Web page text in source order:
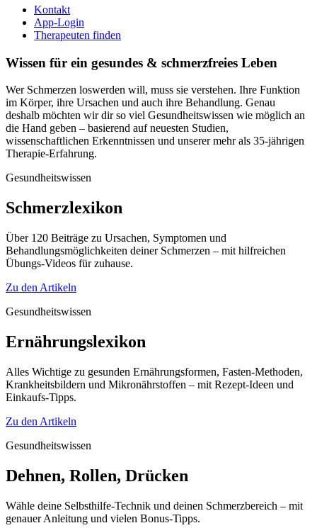
Kontakt
App-Login
Therapeuten finden
Wissen für ein gesundes & schmerzfreies Leben
Wer Schmerzen loswerden will, muss sie verstehen. Ihre Funktion
im Körper, ihre Ursachen und auch ihre Behandlung. Genau
deshalb möchten wir dir so viel Gesundheitswissen wie möglich an
die Hand geben – basierend auf neuesten Studien,
wissenschaftlichen Erkenntnissen und unserer mehr als 35-jährigen
Therapie-Erfahrung.
Gesundheitswissen
Schmerzlexikon
Über 120 Beiträge zu Ursachen, Symptomen und
Behandlungsmöglichkeiten deiner Schmerzen – mit hilfreichen
Übungs-Videos für zuhause.
Zu den Artikeln
Gesundheitswissen
Ernährungslexikon
Alles Wichtige zu gesunden Ernährungsformen, Fasten-Methoden,
Krankheitsbildern und Mikronährstoffen – mit Rezept-Ideen und
Einkaufs-Tipps.
Zu den Artikeln
Gesundheitswissen
Dehnen, Rollen, Drücken
Wähle deine Selbsthilfe-Technik und deinen Schmerzbereich – mit
genauer Anleitung und vielen Bonus-Tipps.